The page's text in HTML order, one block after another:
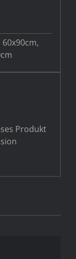
Produkt